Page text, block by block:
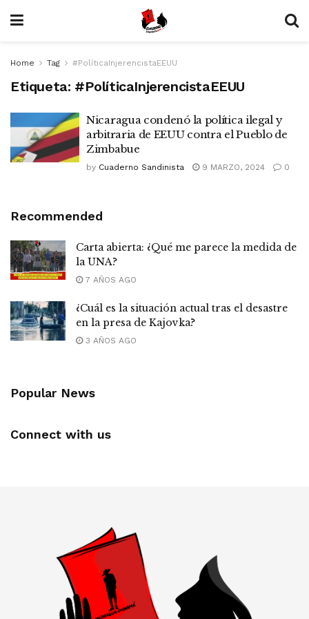
Home Tag #PolíticaInjerencistaEEUU
Etiqueta: #PolíticaInjerencistaEEUU
Nicaragua condenó la política ilegal y
arbitraria de EEUU contra el Pueblo de
Zimbabue
by Cuaderno Sandinista 9 MARZO, 2024 0
Recommended
Carta abierta: ¿Qué me parece la medida de
la UNA?
7 AÑOS AGO
¿Cuál es la situación actual tras el desastre
en la presa de Kajovka?
3 AÑOS AGO
Popular News
Connect with us